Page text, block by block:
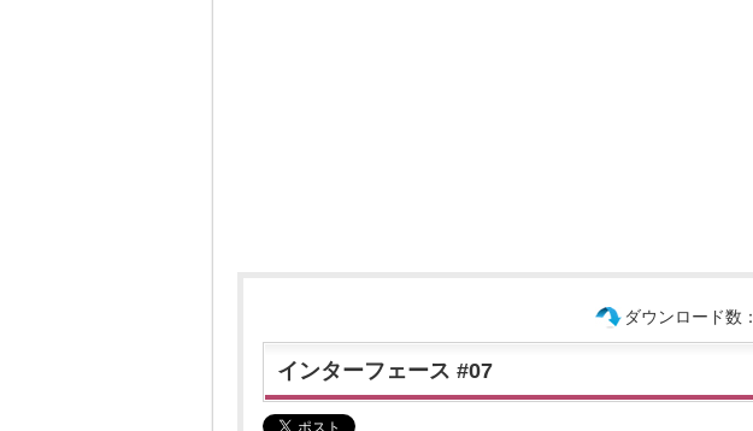
ダウンロード数：
インターフェース #07